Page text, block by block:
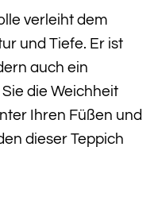
verleiht dem
und Tiefe. Er ist
auch ein
die Weichheit
Ihren Füßen und
dieser Teppich